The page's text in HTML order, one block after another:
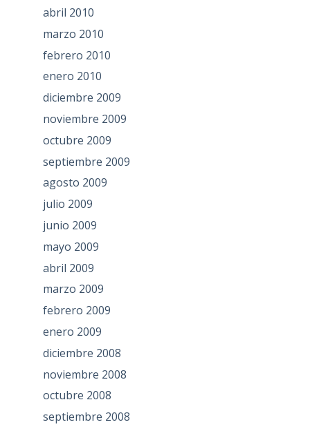
abril 2010
marzo 2010
febrero 2010
enero 2010
diciembre 2009
noviembre 2009
octubre 2009
septiembre 2009
agosto 2009
julio 2009
junio 2009
mayo 2009
abril 2009
marzo 2009
febrero 2009
enero 2009
diciembre 2008
noviembre 2008
octubre 2008
septiembre 2008